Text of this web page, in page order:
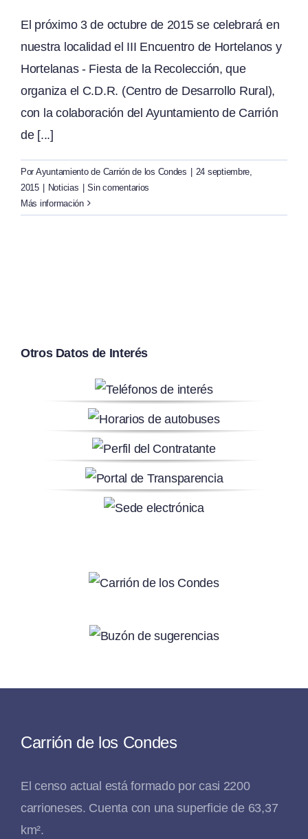
El próximo 3 de octubre de 2015 se celebrará en
nuestra localidad el III Encuentro de Hortelanos y
Hortelanas - Fiesta de la Recolección, que
organiza el C.D.R. (Centro de Desarrollo Rural),
con la colaboración del Ayuntamiento de Carrión
de [...]
Por Ayuntamiento de Carrión de los Condes | 24 septiembre,
2015 | Noticias | Sin comentarios
Más información
Otros Datos de Interés
Carrión de los Condes
El censo actual está formado por casi 2200
carrioneses. Cuenta con una superficie de 63,37
km².